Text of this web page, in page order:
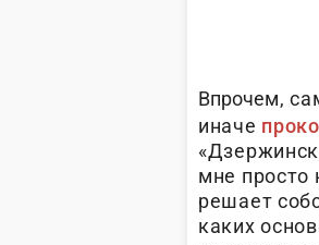
Впрочем,
иначе
мне просто
решает
каких